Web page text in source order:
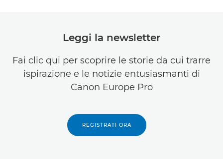
Leggi la newsletter
Fai clic qui per scoprire le storie da cui trarre
ispirazione e le notizie entusiasmanti di
Canon Europe Pro
REGISTRATI ORA